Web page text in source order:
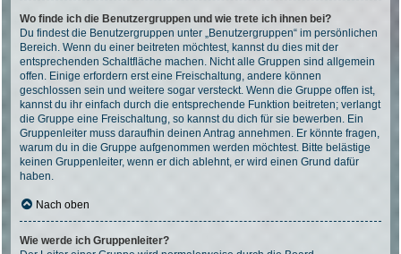
Wo finde ich die Benutzergruppen und wie trete ich ihnen bei?
Du findest die Benutzergruppen unter „Benutzergruppen“ im persönlichen
Bereich. Wenn du einer beitreten möchtest, kannst du dies mit der
entsprechenden Schaltfläche machen. Nicht alle Gruppen sind allgemein
offen. Einige erfordern erst eine Freischaltung, andere können
geschlossen sein und weitere sogar versteckt. Wenn die Gruppe offen ist,
kannst du ihr einfach durch die entsprechende Funktion beitreten; verlangt
die Gruppe eine Freischaltung, so kannst du dich für sie bewerben. Ein
Gruppenleiter muss daraufhin deinen Antrag annehmen. Er könnte fragen,
warum du in die Gruppe aufgenommen werden möchtest. Bitte belästige
keinen Gruppenleiter, wenn er dich ablehnt, er wird einen Grund dafür
haben.
Nach oben
Wie werde ich Gruppenleiter?